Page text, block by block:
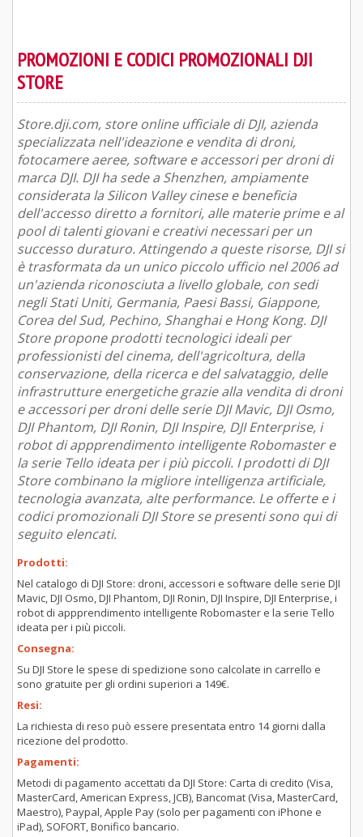
PROMOZIONI E CODICI PROMOZIONALI DJI
STORE
Store.dji.com, store online ufficiale di DJI, azienda
specializzata nell'ideazione e vendita di droni,
fotocamere aeree, software e accessori per droni di
marca DJI. DJI ha sede a Shenzhen, ampiamente
considerata la Silicon Valley cinese e beneficia
dell'accesso diretto a fornitori, alle materie prime e al
pool di talenti giovani e creativi necessari per un
successo duraturo. Attingendo a queste risorse, DJI si
è trasformata da un unico piccolo ufficio nel 2006 ad
un'azienda riconosciuta a livello globale, con sedi
negli Stati Uniti, Germania, Paesi Bassi, Giappone,
Corea del Sud, Pechino, Shanghai e Hong Kong. DJI
Store propone prodotti tecnologici ideali per
professionisti del cinema, dell'agricoltura, della
conservazione, della ricerca e del salvataggio, delle
infrastrutture energetiche grazie alla vendita di droni
e accessori per droni delle serie DJI Mavic, DJI Osmo,
DJI Phantom, DJI Ronin, DJI Inspire, DJI Enterprise, i
robot di appprendimento intelligente Robomaster e
la serie Tello ideata per i più piccoli. I prodotti di DJI
Store combinano la migliore intelligenza artificiale,
tecnologia avanzata, alte performance. Le offerte e i
codici promozionali DJI Store se presenti sono qui di
seguito elencati.
Prodotti:
Nel catalogo di DJI Store: droni, accessori e software delle serie DJI
Mavic, DJI Osmo, DJI Phantom, DJI Ronin, DJI Inspire, DJI Enterprise, i
robot di appprendimento intelligente Robomaster e la serie Tello
ideata per i più piccoli.
Consegna:
Su DJI Store le spese di spedizione sono calcolate in carrello e
sono gratuite per gli ordini superiori a 149€.
Resi:
La richiesta di reso può essere presentata entro 14 giorni dalla
ricezione del prodotto.
Pagamenti:
Metodi di pagamento accettati da DJI Store: Carta di credito (Visa,
MasterCard, American Express, JCB), Bancomat (Visa, MasterCard,
Maestro), Paypal, Apple Pay (solo per pagamenti con iPhone e
iPad), SOFORT, Bonifico bancario.